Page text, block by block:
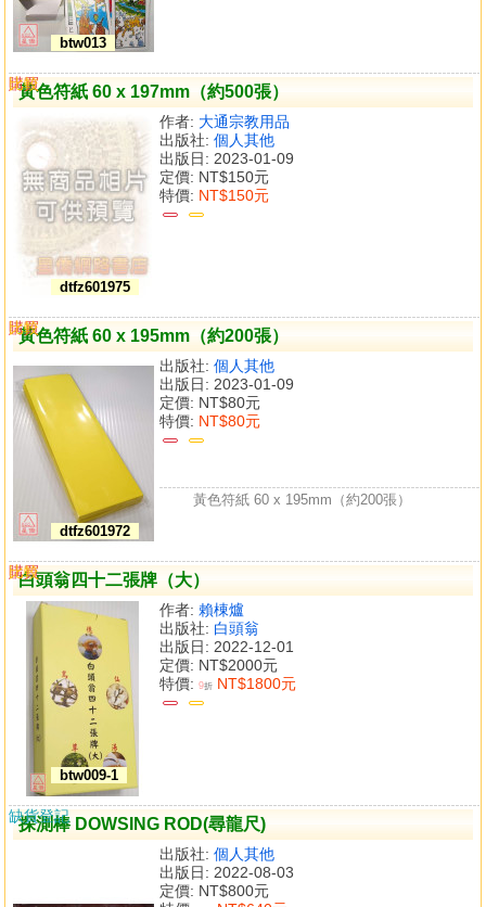
btw013
黃色符紙 60 x 197mm（約500張）
dtfz601975
作者: 大通宗教用品
出版社: 個人其他
出版日: 2023-01-09
定價: NT$150元
特價: NT$150元
購買
比較
黃色符紙 60 x 195mm（約200張）
dtfz601972
出版社: 個人其他
出版日: 2023-01-09
定價: NT$80元
特價: NT$80元
購買
比較
黃色符紙 60 x 195mm（約200張）
白頭翁四十二張牌（大）
btw009-1
作者: 賴棟爐
出版社: 白頭翁
出版日: 2022-12-01
定價: NT$2000元
特價: 9折 NT$1800元
購買
比較
探測棒 DOWSING ROD(尋龍尺)
出版社: 個人其他
出版日: 2022-08-03
定價: NT$800元
缺貨登記